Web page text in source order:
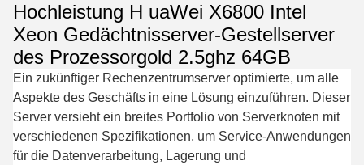
Hochleistung H uaWei X6800 Intel
Xeon Gedächtnisserver-Gestellserver
des Prozessorgold 2.5ghz 64GB
Ein zukünftiger Rechenzentrumserver optimierte, um alle
Aspekte des Geschäfts in eine Lösung einzuführen. Dieser
Server versieht ein breites Portfolio von Serverknoten mit
verschiedenen Spezifikationen, um Service-Anwendungen
für die Datenverarbeitung, Lagerung und